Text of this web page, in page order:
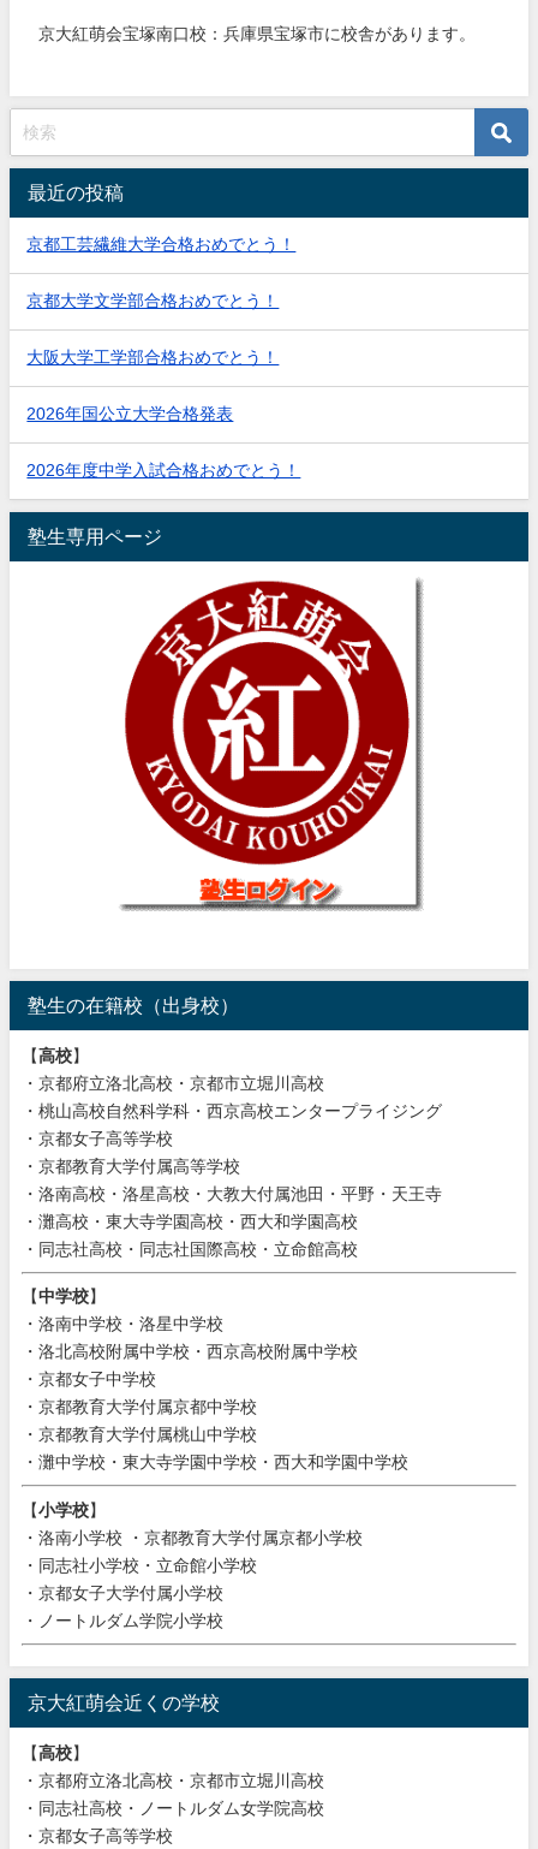
京大紅萌会宝塚南口校：兵庫県宝塚市に校舎があります。
最近の投稿
京都工芸繊維大学合格おめでとう！
京都大学文学部合格おめでとう！
大阪大学工学部合格おめでとう！
2026年国公立大学合格発表
2026年度中学入試合格おめでとう！
塾生専用ページ
塾生の在籍校（出身校）
【高校】
・京都府立洛北高校・京都市立堀川高校
・桃山高校自然科学科・西京高校エンタープライジング
・京都女子高等学校
・京都教育大学付属高等学校
・洛南高校・洛星高校・大教大付属池田・平野・天王寺
・灘高校・東大寺学園高校・西大和学園高校
・同志社高校・同志社国際高校・立命館高校
【中学校】
・洛南中学校・洛星中学校
・洛北高校附属中学校・西京高校附属中学校
・京都女子中学校
・京都教育大学付属京都中学校
・京都教育大学付属桃山中学校
・灘中学校・東大寺学園中学校・西大和学園中学校
【小学校】
・洛南小学校 ・京都教育大学付属京都小学校
・同志社小学校・立命館小学校
・京都女子大学付属小学校
・ノートルダム学院小学校
京大紅萌会近くの学校
【高校】
・京都府立洛北高校・京都市立堀川高校
・同志社高校・ノートルダム女学院高校
・京都女子高等学校